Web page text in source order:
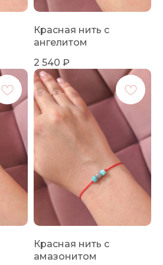
Красная нить с
ангелитом
2 540 ₽
Красная нить с
амазонитом